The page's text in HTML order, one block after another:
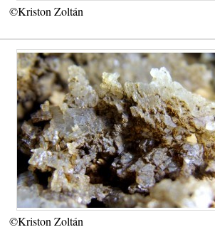
©Kriston Zoltán
©Kriston Zoltán